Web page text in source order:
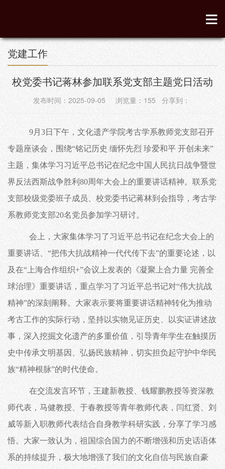
党建工作
校党委书记蒋林参加联系党支部主题党日活动
发布时间：2025-09-05 浏览量： 155 分享到：
9月3日下午，文化遗产学院考古学系教师党支部召开
专题座谈会，围绕“铭记历史 缅怀先烈 珍爱和平 开创未来”
主题，集体学习习近平总书记在纪念中国人民抗日战争暨世
界反法西斯战争胜利80周年大会上的重要讲话精神。联系党
支部校级党委班子成员、校党委书记蒋林到会指导，考古学
系教师党支部20名党员参加学习研讨。
会上，大家集体学习了习近平总书记在纪念大会上的
重要讲话、 “把伟大抗战精神一代代传下去”的重要论述，以
及在“上海合作组织+”会议上发表的《凝聚上合力量 完善全
球治理》重要讲话，重点学习了习近平总书记对“伟大抗战
精神”的深刻阐释。大家表示要将重要讲话精神转化为推动
考古工作的实际行动，坚持以实物见证历史、以实证讲述故
事，深入挖掘文化遗产的多重价值，引导青年学生在触摸历
史中传承文明基因、弘扬民族精神，切实担负起守护中华民
族“精神根脉”的时代使命。
在交流发言环节，王建新教授、钱耀鹏教授等资深教
师代表，马健教授、于春教授等青年教师代表，闫红贤、刘
威等新入职教师代表结合自身教学科研实践，分享了学习感
悟。大家一致认为，祖国综合国力的不断增强和历史话语体
系的持续提升，极大地增强了我们的文化自信与民族自豪